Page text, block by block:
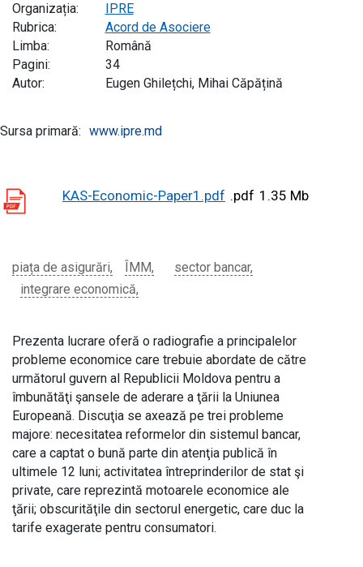
Organizația:
IPRE
Rubrica:
Acord de Asociere
Limba:
Română
Pagini:
34
Autor:
Eugen Ghilețchi, Mihai Căpățină
Sursa primară: www.ipre.md
KAS-Economic-Paper1.pdf .pdf 1.35 Mb
piața de asigurări ÎMM
sector bancar
integrare economică
Prezenta lucrare oferă o radiografie a principalelor
probleme economice care trebuie abordate de către
următorul guvern al Republicii Moldova pentru a
îmbunătăţi şansele de aderare a ţării la Uniunea
Europeană. Discuţia se axează pe trei probleme
majore: necesitatea reformelor din sistemul bancar,
care a captat o bună parte din atenţia publică în
ultimele 12 luni; activitatea întreprinderilor de stat şi
private, care reprezintă motoarele economice ale
ţării; obscurităţile din sectorul energetic, care duc la
tarife exagerate pentru consumatori.